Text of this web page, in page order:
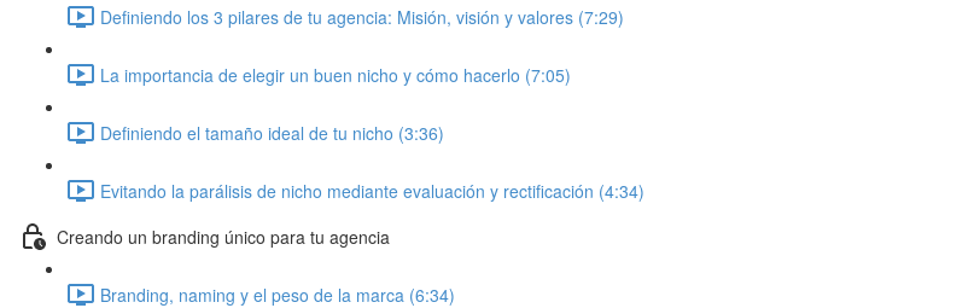
Definiendo los 3 pilares de tu agencia: Misión, visión y valores (7:29)
La importancia de elegir un buen nicho y cómo hacerlo (7:05)
Definiendo el tamaño ideal de tu nicho (3:36)
Evitando la parálisis de nicho mediante evaluación y rectificación (4:34)
Creando un branding único para tu agencia
Branding, naming y el peso de la marca (6:34)